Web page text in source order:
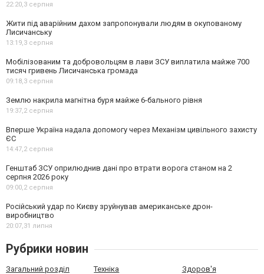
22:20,3 серпня
Жити під аварійним дахом запропонували людям в окупованому
Лисичанську
13:19,3 серпня
Мобілізованим та добровольцям в лави ЗСУ виплатила майже 700
тисяч гривень Лисичанська громада
09:18,3 серпня
Землю накрила магнітна буря майже 6-бального рівня
19:37,2 серпня
Вперше Україна надала допомогу через Механізм цивільного захисту
ЄС
14:47,2 серпня
Генштаб ЗСУ оприлюднив дані про втрати ворога станом на 2
серпня 2026 року
09:00,2 серпня
Російський удар по Києву зруйнував американське дрон-
виробництво
20:07,31 липня
Рубрики новин
Загальний розділ Техніка Здоров'я